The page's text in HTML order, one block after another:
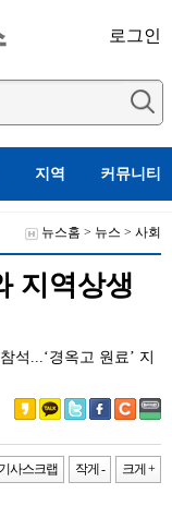
로그인
지역 커뮤니티
뉴스홈 > 뉴스 > 사회
지역상생
석...‘경옥고 원료’ 지
기사스크랩 작게 - 크게 +